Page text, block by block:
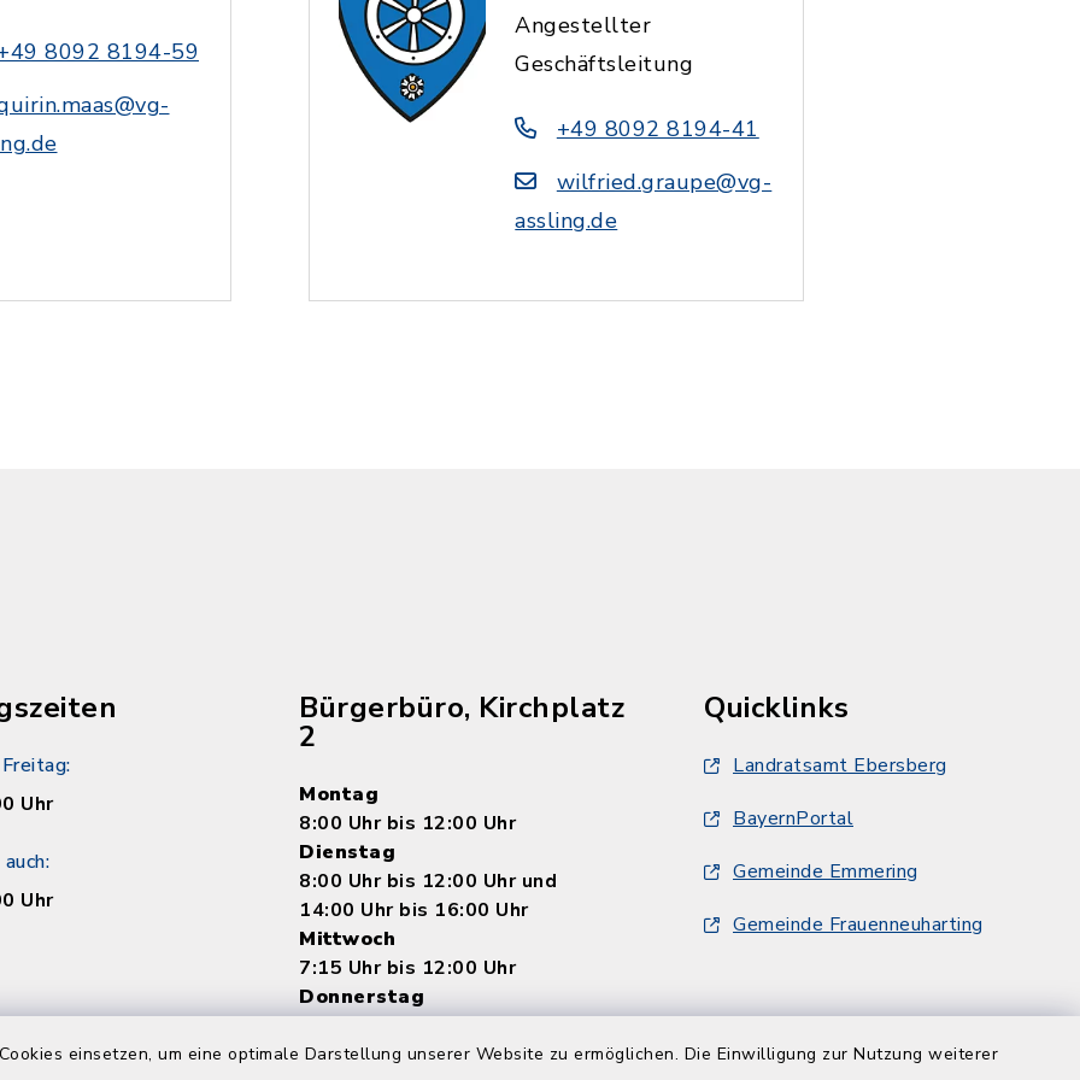
einsetzen, um eine optimale Darstellung unserer Website zu ermöglichen. Die Einwilligung zur Nutzung weiterer
8092 8194-59
Angestellter
Geschäftsleitung
+49 8092 8194-41
wilfried.graupe@vg-
assling.de
Uhr
Uhr
Bürgerbüro, Kirchplatz
2
Montag
8:00 Uhr bis 12:00 Uhr
Dienstag
8:00 Uhr bis 12:00 Uhr und
14:00 Uhr bis 16:00 Uhr
Mittwoch
7:15 Uhr bis 12:00 Uhr
Donnerstag
14:00 bis 18:00 Uhr
Quicklinks
Landratsamt Ebersberg
BayernPortal
Gemeinde Emmering
Gemeinde Frauenneuharting